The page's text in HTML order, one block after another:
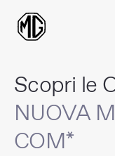
Scopri le
NUOVA
COM*